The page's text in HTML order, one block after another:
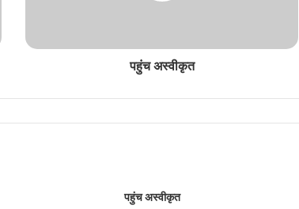
पहुंच अस्वीकृत
पहुंच अस्वीकृत